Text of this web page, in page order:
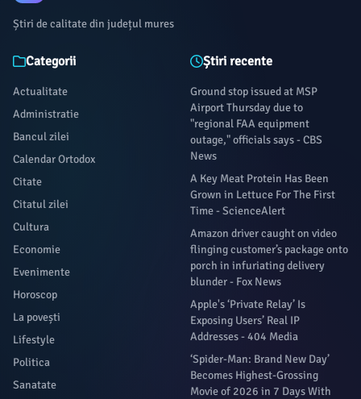
Știri de calitate din județul mures
Categorii
Actualitate
Administratie
Bancul zilei
Calendar Ortodox
Citate
Citatul zilei
Cultura
Economie
Evenimente
Horoscop
La povești
Lifestyle
Politica
Sanatate
Știri recente
Ground stop issued at MSP
Airport Thursday due to
"regional FAA equipment
outage," officials says - CBS
News
A Key Meat Protein Has Been
Grown in Lettuce For The First
Time - ScienceAlert
Amazon driver caught on video
flinging customer’s package onto
porch in infuriating delivery
blunder - Fox News
Apple's ‘Private Relay’ Is
Exposing Users’ Real IP
Addresses - 404 Media
‘Spider-Man: Brand New Day’
Becomes Highest-Grossing
Movie of 2026 in 7 Days With